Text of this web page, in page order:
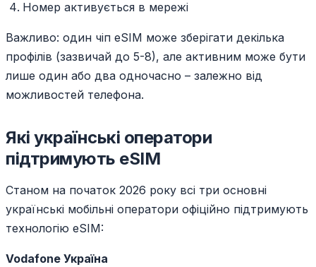
Номер активується в мережі
Важливо: один чіп eSIM може зберігати декілька
профілів (зазвичай до 5-8), але активним може бути
лише один або два одночасно – залежно від
можливостей телефона.
Які українські оператори
підтримують eSIM
Станом на початок 2026 року всі три основні
українські мобільні оператори офіційно підтримують
технологію eSIM:
Vodafone Україна